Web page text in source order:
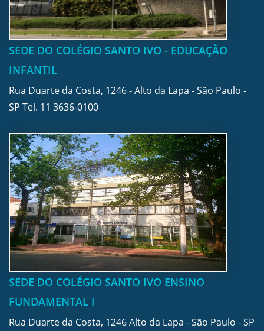
SEDE DO COLÉGIO SANTO IVO - EDUCAÇÃO
INFANTIL
Rua Duarte da Costa, 1246 - Alto da Lapa - São Paulo -
SP Tel. 11 3636-0100
SEDE DO COLÉGIO SANTO IVO ENSINO
FUNDAMENTAL I
Rua Duarte da Costa, 1246 Alto da Lapa - São Paulo - SP